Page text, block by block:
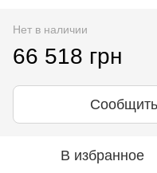
Нет в наличии
66 518 грн
В избранное